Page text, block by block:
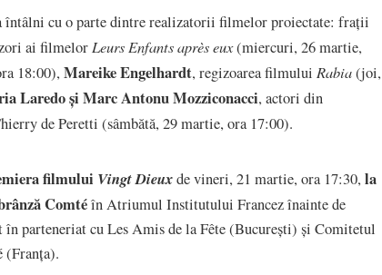
întâlni cu o parte dintre realizatorii filmelor proiectate: frații
ai filmelor Leurs Enfants après eux(miercuri, 26 martie,
18:00), Mareike Engelhardt, regizoarea filmului Rabia(joi,
Laredo și Marc Antonu Mozziconacci, actori din
de Peretti (sâmbătă, 29 martie, ora 17:00).
filmului Vingt Dieuxde vineri, 21 martie, ora 17:30, la
Comtéîn Atriumul Institutului Francez înainte de
parteneriat cu Les Amis de la Fête (București) și Comitetul
(Franța).